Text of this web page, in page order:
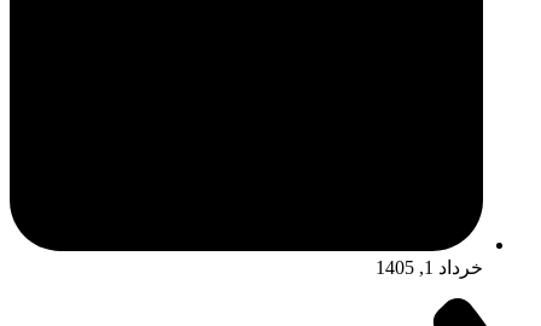
خرداد 1, 1405